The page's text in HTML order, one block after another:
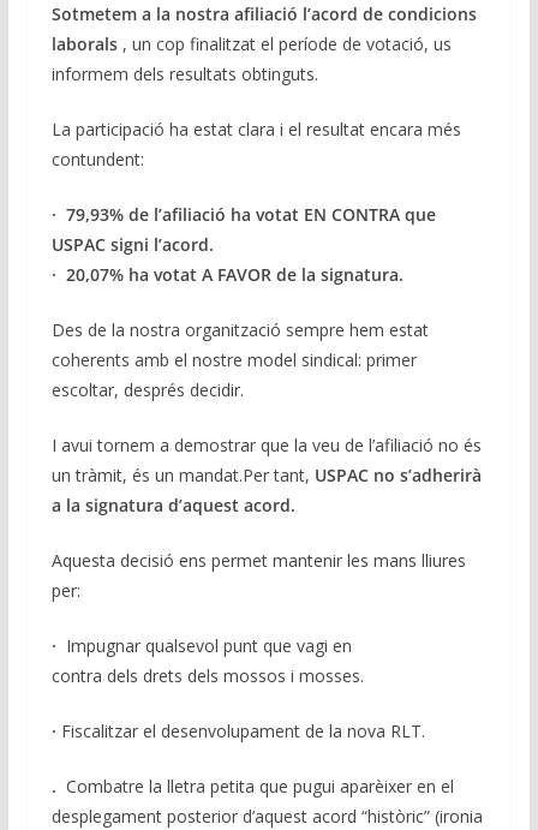
k p k
Sotmetem a la nostra afiliació l’acord de condicions
laborals, un cop finalitzat el període de votació, us
informem dels resultats obtinguts.
La participació ha estat clara i el resultat encara més
contundent:
· 79,93% de l’afiliació ha votat EN CONTRA que
USPAC signi l’acord.
· 20,07% ha votat A FAVOR de la signatura.
Des de la nostra organització sempre hem estat
coherents amb el nostre model sindical: primer
escoltar, després decidir.
I avui tornem a demostrar que la veu de l’afiliació no és
un tràmit, és un mandat.Per tant, USPAC no s’adherirà
a la signatura d’aquest acord.
Aquesta decisió ens permet mantenir les mans lliures
per:
· Impugnar qualsevol punt que vagi en
contra dels drets dels mossos i mosses.
· Fiscalitzar el desenvolupament de la nova RLT.
. Combatre la lletra petita que pugui aparèixer en el
desplegament posterior d’aquest acord “històric” (ironia